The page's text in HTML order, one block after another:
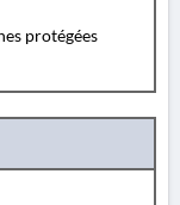
protégées